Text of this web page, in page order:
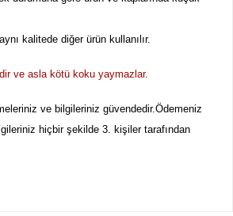
kalitede diğer ürün kullanılır.
ve asla kötü koku yaymazlar.
ve bilgileriniz güvendedir.Ödemeniz
hiçbir şekilde 3. kişiler tarafından